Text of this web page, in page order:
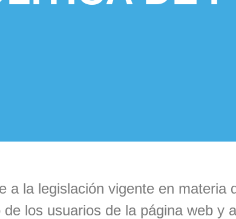
a la legislación vigente en
los usuarios de la página web y